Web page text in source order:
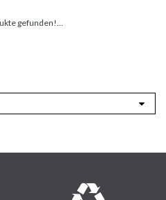
gefunden!...